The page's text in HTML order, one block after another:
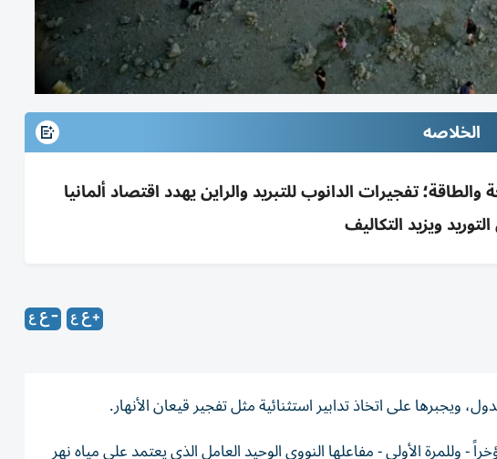
الخلاصه
تفجيرات الدانوب للتبريد والراين يهدد اقتصاد ألمانيا
ويزيد التكاليف
على اتخاذ تدابير استثنائية مثل تفجير قيعان الأنهار.
الأولى - مفاعلها النووي الوحيد العامل الذي يعتمد على مياه نهر